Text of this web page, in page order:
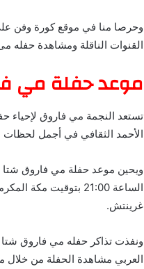
وحرصا منا في موقع كورة وفن
القنوات الناقلة ومشاهدة حفله
موعد حفلة مي
تستعد النجمة مي فاروق لإحياء
الأحمد الثقافي في أجمل لحظات
غرينتش.
ونفذت تذاكر حفله مي فاروق شتا
العربي مشاهدة الحفلة من خلال